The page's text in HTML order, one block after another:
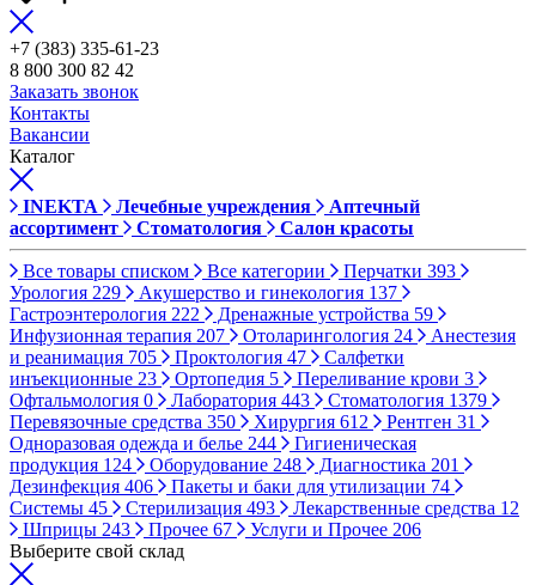
+7 (383) 335-61-23
8 800 300 82 42
Заказать звонок
Контакты
Вакансии
Каталог
INEKTA Лечебные учреждения
Аптечный
ассортимент
Стоматология Салон красоты
Все товары списком Все категории Перчатки 393
Урология 229 Акушерство и гинекология 137
Гастроэнтерология 222 Дренажные устройства 59
Инфузионная терапия 207 Отоларингология 24
Анестезия
и реанимация 705 Проктология 47
Салфетки
инъекционные 23 Ортопедия 5 Переливание крови 3
Офтальмология 0 Лаборатория 443 Стоматология 1379
Перевязочные средства 350 Хирургия 612 Рентген 31
Одноразовая одежда и белье 244
Гигиеническая
продукция 124 Оборудование 248 Диагностика 201
Дезинфекция 406 Пакеты и баки для утилизации 74
Системы 45 Стерилизация 493 Лекарственные средства 12
Шприцы 243 Прочее 67 Услуги и Прочее 206
Выберите свой склад